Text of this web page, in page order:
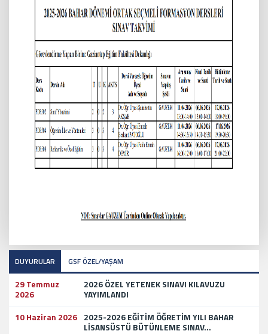
DUYURULAR GSF ÖZEL/YAŞAM
29 Temmuz
2026
2026 ÖZEL YETENEK SINAVI KILAVUZU
YAYIMLANDI
10 Haziran 2026 2025-2026 EĞİTİM ÖĞRETİM YILI BAHAR
LİSANSÜSTÜ BÜTÜNLEME SINAV...